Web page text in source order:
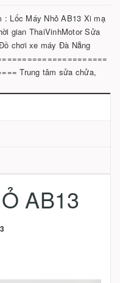
: Lốc Máy Nhỏ AB13 Xi mạ
gian ThaiVinhMotor Sửa
chơi xe máy Đà Nẵng
Trung tâm sửa chửa,
AB13